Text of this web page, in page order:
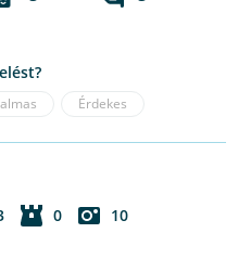
Érdekes
0 10